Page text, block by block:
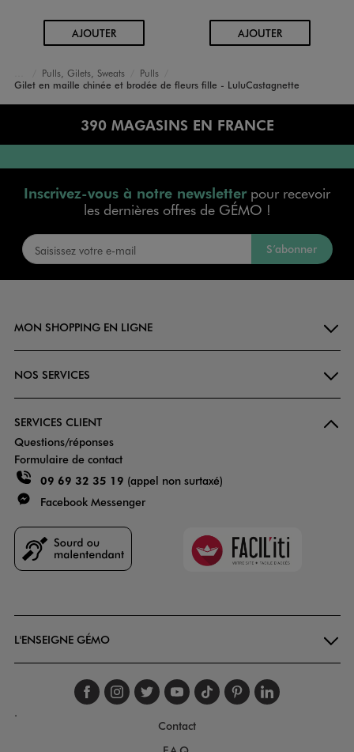
AJOUTERAU PANIER AJOUTERAU PANIER
Accueil
Fille
Vêtements
Pulls, Gilets, Sweats
Pulls
Gilet en maille chinée et brodée de fleurs fille - LuluCastagnette
390 MAGASINS EN FRANCE
Inscrivez-vous à notre newsletterpour recevoir
les dernières offres de GÉMO !
S’abonner
MON SHOPPING EN LIGNE
NOS SERVICES
SERVICES CLIENT
Questions/réponses
Formulaire de contact
09 69 32 35 19 (appel non surtaxé)
Facebook Messenger
Faciliti
L'ENSEIGNE GÉMO
Suivez-nous sur
Suivez-nous sur
Suivez-nous sur
Suivez-nous
Suivez-nous
Suivez-
.
Contact